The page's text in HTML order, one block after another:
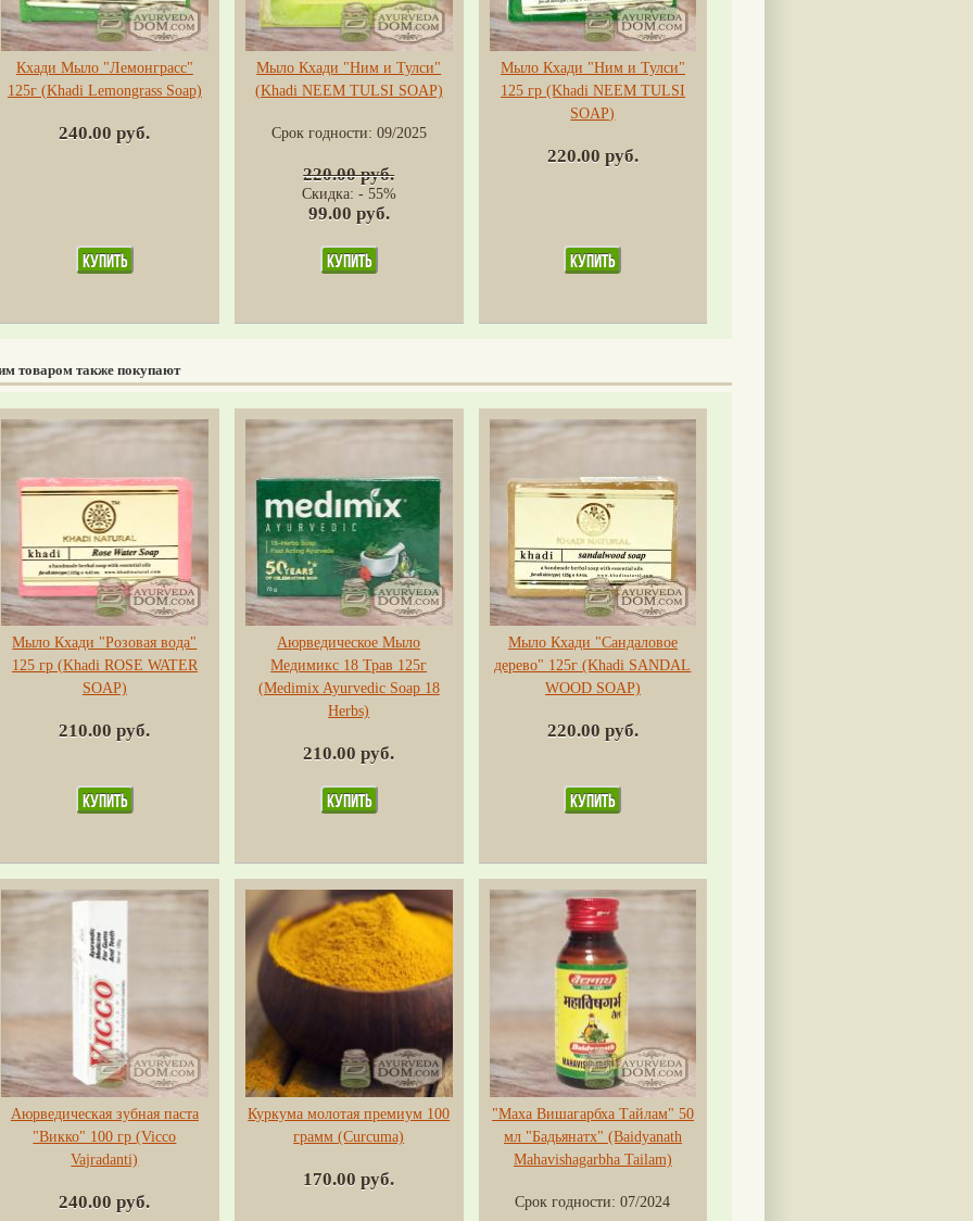
Кхади Мыло "Лемонграсс"
125г (Khadi Lemongrass Soap)
240.00 руб.
Мыло Кхади "Ним и Тулси"
(Khadi NEEM TULSI SOAP)
Срок годности: 09/2025
220.00 руб.
Скидка: - 55%
99.00 руб.
Мыло Кхади "Ним и Тулси"
125 гр (Khadi NEEM TULSI
SOAP)
220.00 руб.
товаром также покупают
Мыло Кхади "Розовая вода"
125 гр (Khadi ROSE WATER
SOAP)
210.00 руб.
Аюрведическое Мыло
Медимикс 18 Трав 125г
(Medimix Ayurvedic Soap 18
Herbs)
210.00 руб.
Мыло Кхади "Сандаловое
дерево" 125г (Khadi SANDAL
WOOD SOAP)
220.00 руб.
Аюрведическая зубная паста
"Викко" 100 гр (Vicco
Vajradanti)
240.00 руб.
Куркума молотая премиум 100
грамм (Сurсuma)
170.00 руб.
"Маха Вишагарбха Тайлам" 50
мл "Бадьянатх" (Baidyanath
Mahavishagarbha Tailam)
Срок годности:07/2024